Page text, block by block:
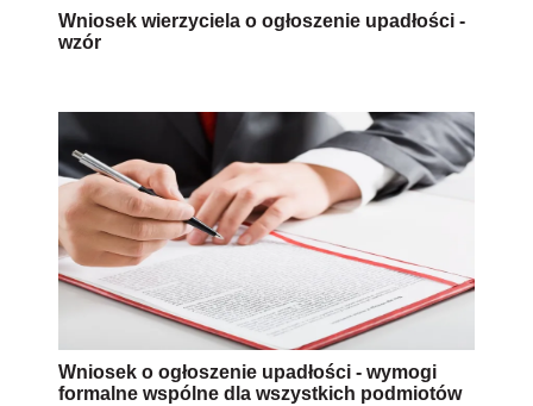
Wniosek wierzyciela o ogłoszenie upadłości -
wzór
Wniosek o ogłoszenie upadłości - wymogi
formalne wspólne dla wszystkich podmiotów